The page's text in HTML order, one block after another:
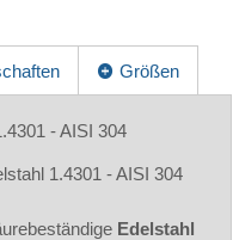
Größen
- AISI 304
1.4301 - AISI 304
Edelstahl